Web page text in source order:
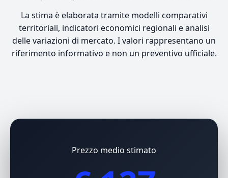
La stima è elaborata tramite modelli comparativi
territoriali, indicatori economici regionali e analisi
delle variazioni di mercato. I valori rappresentano un
riferimento informativo e non un preventivo ufficiale.
Prezzo medio stimato